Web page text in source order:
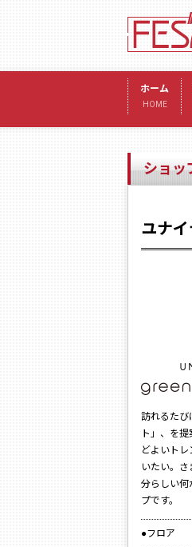
ホーム
HOME
ショッ
ユナ
訪れるたび
ト」、を
どよいト
いたい。
分らしい何
プです。
●フロア